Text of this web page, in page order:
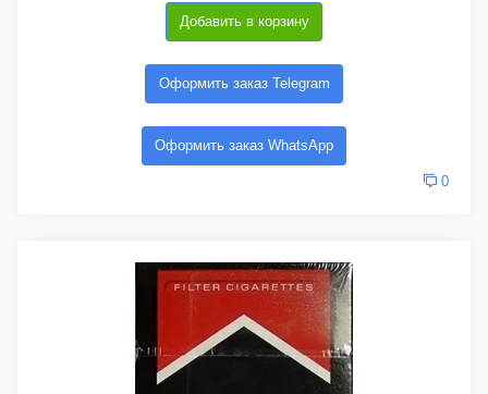
Добавить в корзину
Оформить заказ Telegram
Оформить заказ WhatsApp
0